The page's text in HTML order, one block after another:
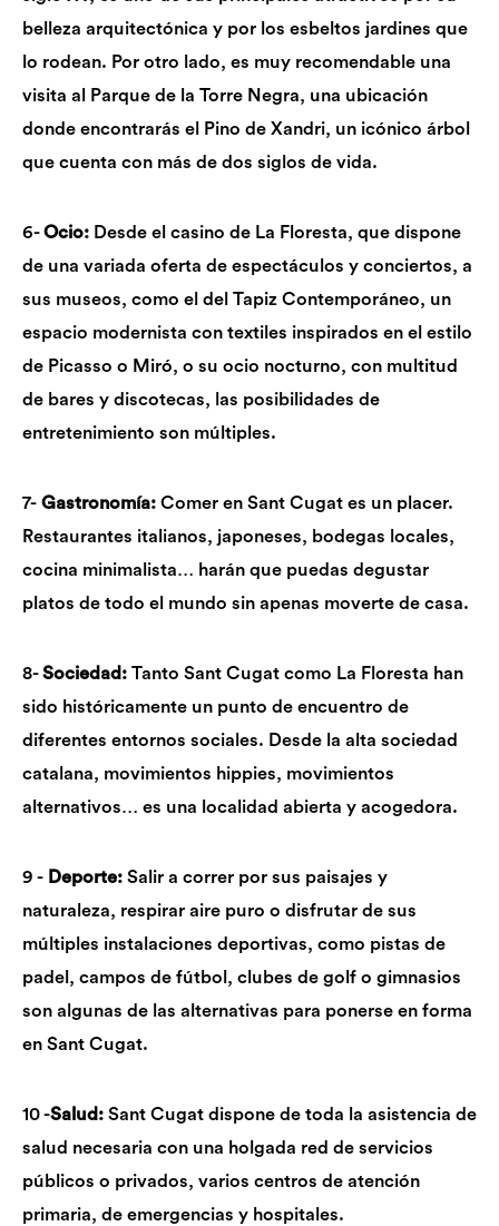
belleza arquitectónica y por los esbeltos jardines que
lo rodean. Por otro lado, es muy recomendable una
visita al Parque de la Torre Negra, una ubicación
donde encontrarás el Pino de Xandri, un icónico árbol
que cuenta con más de dos siglos de vida.
6-Ocio: Desde el casino de La Floresta, que dispone
de una variada oferta de espectáculos y conciertos, a
sus museos, como el del Tapiz Contemporáneo, un
espacio modernista con textiles inspirados en el estilo
de Picasso o Miró, o su ocio nocturno, con multitud
de bares y discotecas, las posibilidades de
entretenimiento son múltiples.
7- Gastronomía: Comer en Sant Cugat es un placer.
Restaurantes italianos, japoneses, bodegas locales,
cocina minimalista… harán que puedas degustar
platos de todo el mundo sin apenas moverte de casa.
8-Sociedad: Tanto Sant Cugat como La Floresta han
sido históricamente un punto de encuentro de
diferentes entornos sociales. Desde la alta sociedad
catalana, movimientos hippies, movimientos
alternativos… es una localidad abierta y acogedora.
9 - Deporte: Salir a correr por sus paisajes y
naturaleza, respirar aire puro o disfrutar de sus
múltiples instalaciones deportivas, como pistas de
padel, campos de fútbol, clubes de golf o gimnasios
son algunas de las alternativas para ponerse en forma
en Sant Cugat.
10 -Salud: Sant Cugat dispone de toda la asistencia de
salud necesaria con una holgada red de servicios
públicos o privados, varios centros de atención
primaria, de emergencias y hospitales.